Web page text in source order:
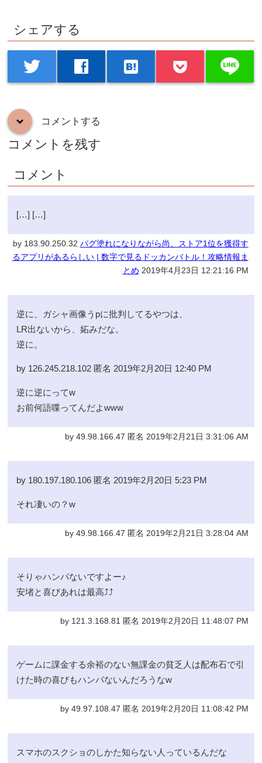
シェアする
twitter facebook hatenabookmark line
down コメントする
コメントを残す
コメント
[…] […]
by 183.90.250.32 バグ塗れになりながら尚、ストア1位を獲得す
るアプリがあるらしい | 数字で見るドッカンバトル！攻略情報ま
とめ 2019年4月23日 12:21:16 PM
逆に、ガシャ画像うpに批判してるやつは、
LR出ないから、妬みだな。
逆に。
by 126.245.218.102 匿名 2019年2月20日 12:40 PM
逆に逆にってw
お前何語喋ってんだよwww
by 49.98.166.47 匿名 2019年2月21日 3:31:06 AM
by 180.197.180.106 匿名 2019年2月20日 5:23 PM
それ凄いの？w
by 49.98.166.47 匿名 2019年2月21日 3:28:04 AM
そりゃハンパないですよー♪
安堵と喜びあれは最高⤴️⤴️
by 121.3.168.81 匿名 2019年2月20日 11:48:07 PM
ゲームに課金する余裕のない無課金の貧乏人は配布石で引
けた時の喜びもハンパないんだろうなw
by 49.97.108.47 匿名 2019年2月20日 11:08:42 PM
スマホのスクショのしかた知らない人っているんだな